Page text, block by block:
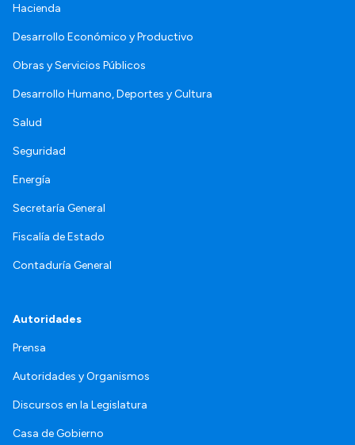
Hacienda
Desarrollo Económico y Productivo
Obras y Servicios Públicos
Desarrollo Humano, Deportes y Cultura
Salud
Seguridad
Energía
Secretaría General
Fiscalía de Estado
Contaduría General
Autoridades
Prensa
Autoridades y Organismos
Discursos en la Legislatura
Casa de Gobierno